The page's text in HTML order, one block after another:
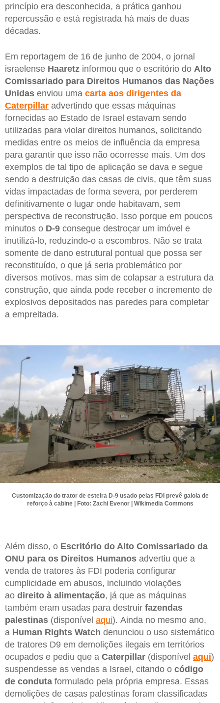
princípio era desconhecida, a prática ganhou
repercussão e está registrada há mais de duas
décadas.
Em reportagem de 16 de junho de 2004, o jornal
israelense Haaretz informou que o escritório do Alto
Comissariado para Direitos Humanos das Nações
Unidas enviou uma carta aos dirigentes da
Caterpillar advertindo que essas máquinas
fornecidas ao Estado de Israel estavam sendo
utilizadas para violar direitos humanos, solicitando
medidas entre os meios de influência da empresa
para garantir que isso não ocorresse mais. Um dos
exemplos de tal tipo de aplicação se dava e segue
sendo a destruição das casas de civis, que têm suas
vidas impactadas de forma severa, por perderem
definitivamente o lugar onde habitavam, sem
perspectiva de reconstrução. Isso porque em poucos
minutos o D-9 consegue destroçar um imóvel e
inutilizá-lo, reduzindo-o a escombros. Não se trata
somente de dano estrutural pontual que possa ser
reconstituído, o que já seria problemático por
diversos motivos, mas sim de colapsar a estrutura da
construção, que ainda pode receber o incremento de
explosivos depositados nas paredes para completar
a empreitada.
Customização do trator de esteira D-9 usado pelas FDI prevê gaiola de
reforço à cabine | Foto: Zachi Evenor | Wikimedia Commons
Além disso, o Escritório do Alto Comissariado da
ONU para os Direitos Humanos advertiu que a
venda de tratores às FDI poderia configurar
cumplicidade em abusos, incluindo violações
ao direito à alimentação, já que as máquinas
também eram usadas para destruir fazendas
palestinas (disponível aqui). Ainda no mesmo ano,
a Human Rights Watch denunciou o uso sistemático
de tratores D9 em demolições ilegais em territórios
ocupados e pediu que a Caterpillar (disponível aqui)
suspendesse as vendas a Israel, citando o código
de conduta formulado pela própria empresa. Essas
demolições de casas palestinas foram classificadas